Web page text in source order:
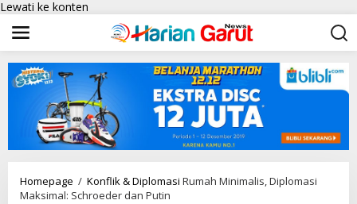
Lewati ke konten
Homepage / Konflik & Diplomasi Rumah Minimalis, Diplomasi
Maksimal: Schroeder dan Putin